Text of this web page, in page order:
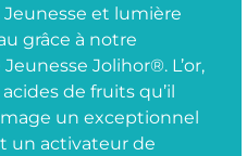
et lumière
grâce à notre
Jolihor®. L’or,
de fruits qu’il
un exceptionnel
un activateur de